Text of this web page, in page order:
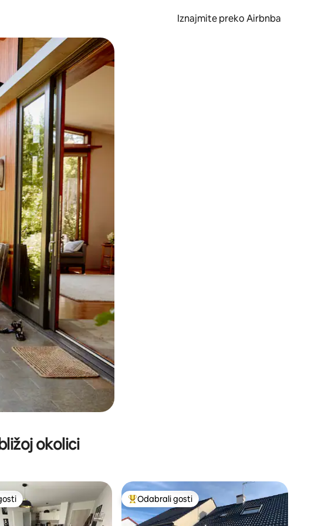
Iznajmite preko Airbnba
kao i dodirom ili prelaskom prstom po zaslonu.
okolici
rangiranima s oznakom „Odabrali gosti”Među najviše rangiranima s oznakom „Odabrali gosti”
Odabrali gosti